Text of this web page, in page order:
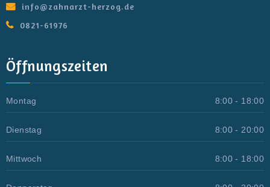
info@zahnarzt-herzog.de
0821-61976
Öffnungszeiten
Montag 8:00 - 18:00
Dienstag 8:00 - 20:00
Mittwoch 8:00 - 18:00